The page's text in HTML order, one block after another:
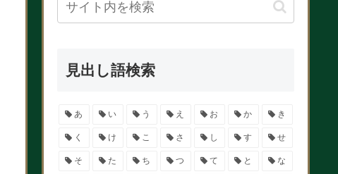
見出し語検索
あ い う え お か き
く け こ さ し す せ
そ た ち つ て と な